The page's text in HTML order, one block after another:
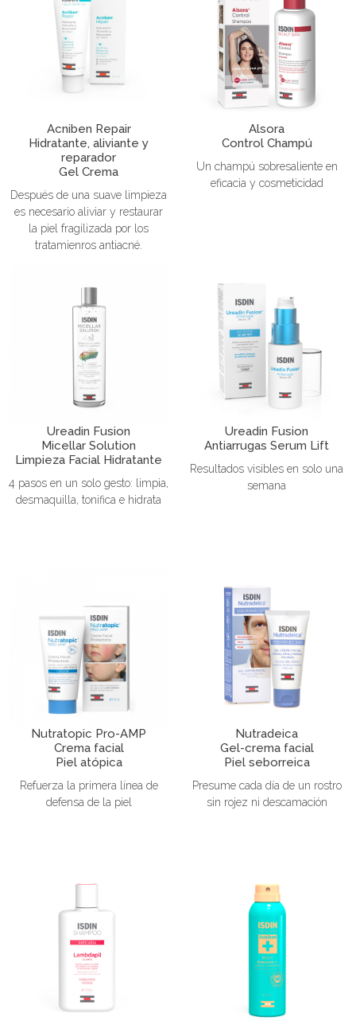
Acniben Repair
Hidratante, aliviante y
reparador
Gel Crema
Después de una suave limpieza
es necesario aliviar y restaurar
la piel fragilizada por los
tratamienros antiacné.
Alsora
Control Champú
Un champú sobresaliente en
eficacia y cosmeticidad
Ureadin Fusion
Micellar Solution
Limpieza Facial Hidratante
4 pasos en un solo gesto: limpia,
desmaquilla, tonifica e hidrata
Ureadin Fusion
Antiarrugas Serum Lift
Resultados visibles en solo una
semana
Nutratopic Pro-AMP
Crema facial
Piel atópica
Refuerza la primera línea de
defensa de la piel
Nutradeica
Gel-crema facial
Piel seborreica
Presume cada día de un rostro
sin rojez ni descamación